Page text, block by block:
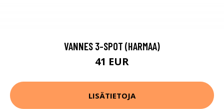
VANNES 3-SPOT (HARMAA)
41 EUR
LISÄTIETOJA